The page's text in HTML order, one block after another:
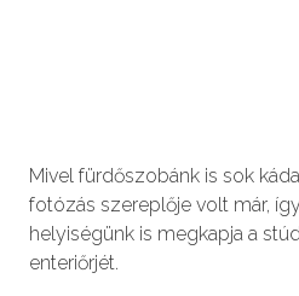
Mivel fürdőszobánk is sok
fotózás szereplője volt már,
helyiségünk is megkapja a
enteriőrjét.